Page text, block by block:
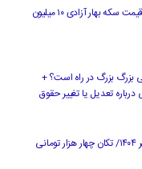
قیمت جدید طلا و سکه ۱۲ مهرماه ۱۴۰۴/ قیمت سکه بهار آزادی ۱۰ میلیون
بزرگ بزرگ در راه است؟ +
تعدیل یا تغییر حقوق
قیمت جدید دلار، یورو و سایر ارزها ۱۲ مهر ۱۴۰۴/ تکان چهار هزار تومانی